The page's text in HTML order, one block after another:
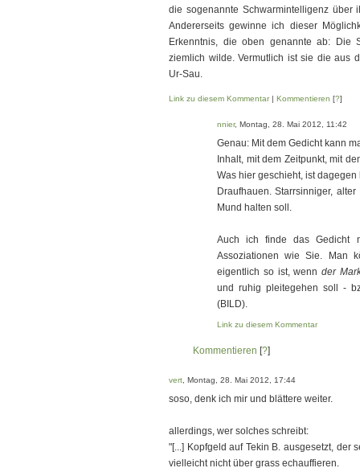
die sogenannte Schwarmintelligenz
Andererseits gewinne ich dieser
Erkenntnis, die oben genannte ab: Die
ziemlich wilde. Vermutlich ist sie die aus
Ur-Sau.
Link zu diesem Kommentar| Kommentieren [?]
nnier, Montag, 28. Mai 2012, 11:42
Genau: Mit dem Gedicht kann
Inhalt, mit dem Zeitpunkt, mit
Was hier geschieht, ist
Draufhauen. Starrsinniger,
Mund halten soll.
Auch ich finde das Gedicht
Assoziationen wie Sie. Man
eigentlich so ist, wennder
und ruhig pleitegehen soll -
(BILD).
Link zu diesem Kommentar
Kommentieren [?]
vert , Montag, 28. Mai 2012, 17:44
soso, denk ich mir und blättere weiter.
allerdings, wer solches schreibt:
"[...] Kopfgeld auf Tekin B. ausgesetzt, der
vielleicht nicht über grass echauffieren.